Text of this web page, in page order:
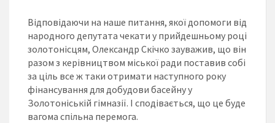
Відповідаючи на наше питання, якої допомоги від
народного депутата чекати у прийдешньому році
золотонісцям, Олександр Скічко зауважив, що він
разом з керівництвом міської ради поставив собі
за ціль все ж таки отримати наступного року
фінансування для добудови басейну у
Золотоніській гімназії. І сподівається, що це буде
вагома спільна перемога.